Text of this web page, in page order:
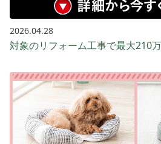
2026.04.28
対象のリフォーム工事で最大210